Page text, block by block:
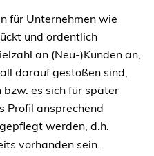
für Unternehmen wie
und ordentlich
an (Neu-)Kunden an,
darauf gestoßen sind,
es sich für später
Profil ansprechend
werden, d.h.
vorhanden sein.